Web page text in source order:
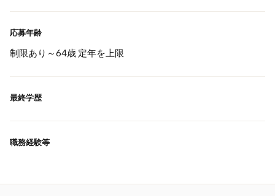
応募年齢
制限あり～64歳 定年を上限
最終学歴
職務経験等